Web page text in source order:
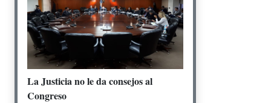
La Justicia no le da consejos al
Congreso